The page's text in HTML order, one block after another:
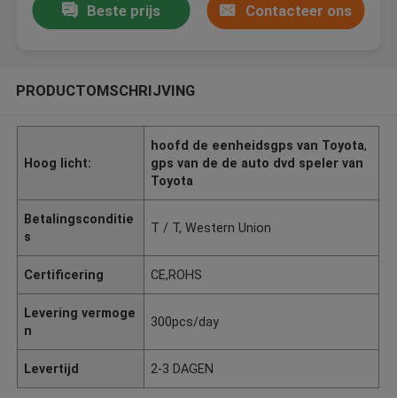
Beste prijs Contacteer ons
PRODUCTOMSCHRIJVING
Hoog licht:
hoofd de eenheidsgps van Toyota,
gps van de de auto dvd speler van
Toyota
Betalingsconditie
s
T / T, Western Union
Certificering CE,ROHS
Levering vermoge
n
300pcs/day
Levertijd 2-3 DAGEN